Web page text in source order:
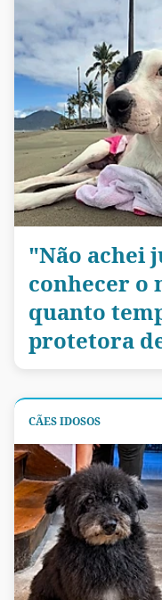
"Não achei
conhecer o
quanto
protetora
CÃES IDOSOS